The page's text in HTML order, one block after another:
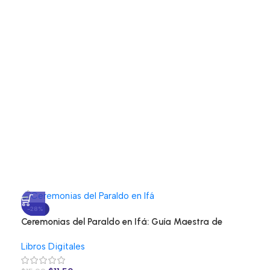
-28%
Ceremonias del Paraldo en Ifá: Guía Maestra de
Libros Digitales